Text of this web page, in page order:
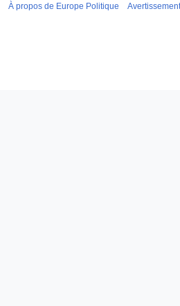
À propos de Europe Politique